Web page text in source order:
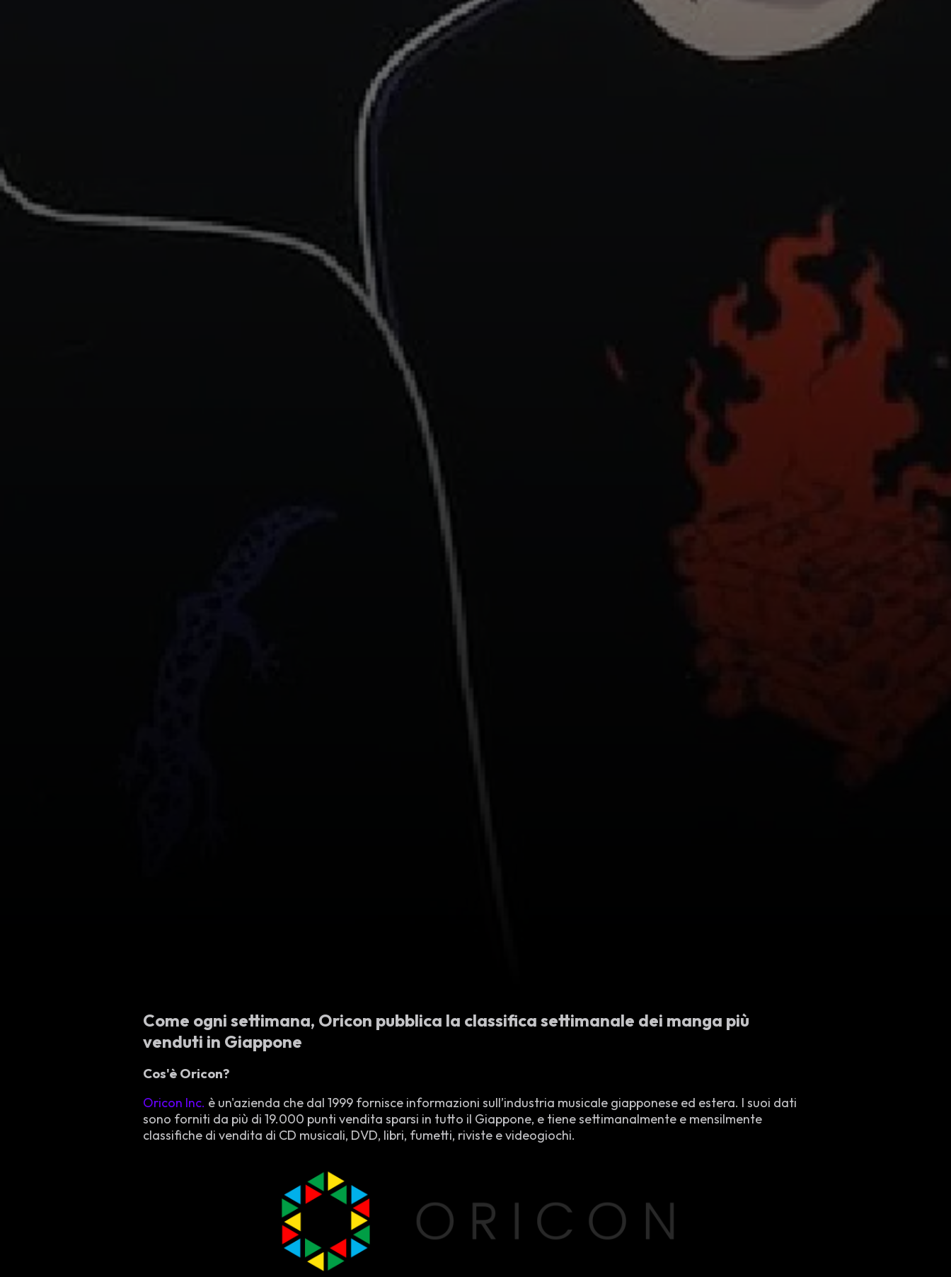
Come ogni settimana, Oricon pubblica la classifica settimanale dei manga più
venduti in Giappone
Cos'è Oricon?
Oricon Inc. è un'azienda che dal 1999 fornisce informazioni sull’industria musicale giapponese ed estera. I suoi dati
sono forniti da più di 19.000 punti vendita sparsi in tutto il Giappone, e tiene settimanalmente e mensilmente
classifiche di vendita di CD musicali, DVD, libri, fumetti, riviste e videogiochi.